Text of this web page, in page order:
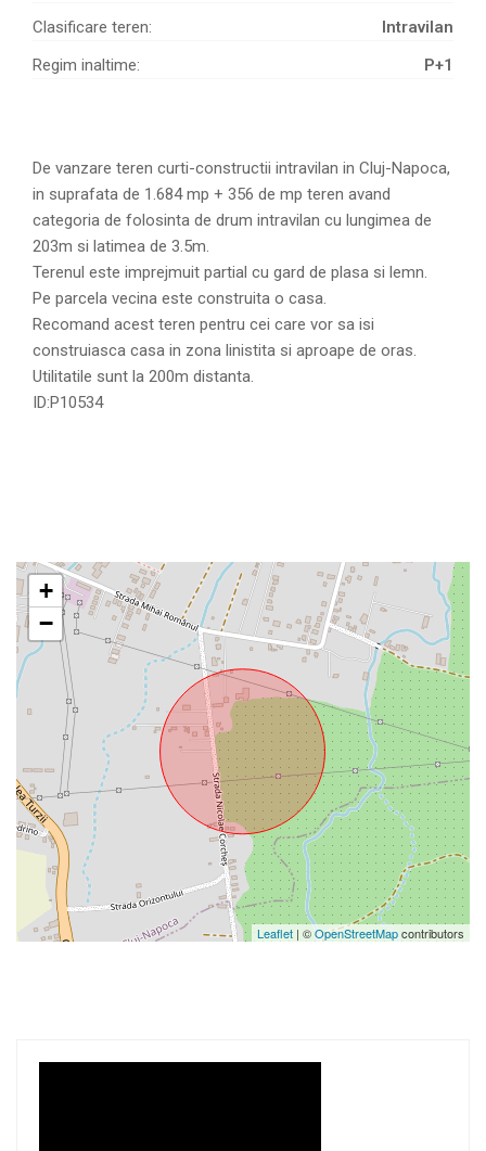
Clasificare teren:
Intravilan
Regim inaltime:
P+1
De vanzare teren curti-constructii intravilan in Cluj-Napoca,
in suprafata de 1.684 mp + 356 de mp teren avand
categoria de folosinta de drum intravilan cu lungimea de
203m si latimea de 3.5m.
Terenul este imprejmuit partial cu gard de plasa si lemn.
Pe parcela vecina este construita o casa.
Recomand acest teren pentru cei care vor sa isi
construiasca casa in zona linistita si aproape de oras.
Utilitatile sunt la 200m distanta.
ID:P10534
+
−
Leaflet | ©OpenStreetMapcontributors